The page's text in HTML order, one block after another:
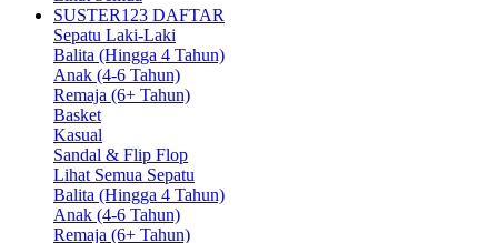
SUSTER123 DAFTAR
Sepatu Laki-Laki
Balita (Hingga 4 Tahun)
Anak (4-6 Tahun)
Remaja (6+ Tahun)
Basket
Kasual
Sandal & Flip Flop
Lihat Semua Sepatu
Balita (Hingga 4 Tahun)
Anak (4-6 Tahun)
Remaja (6+ Tahun)